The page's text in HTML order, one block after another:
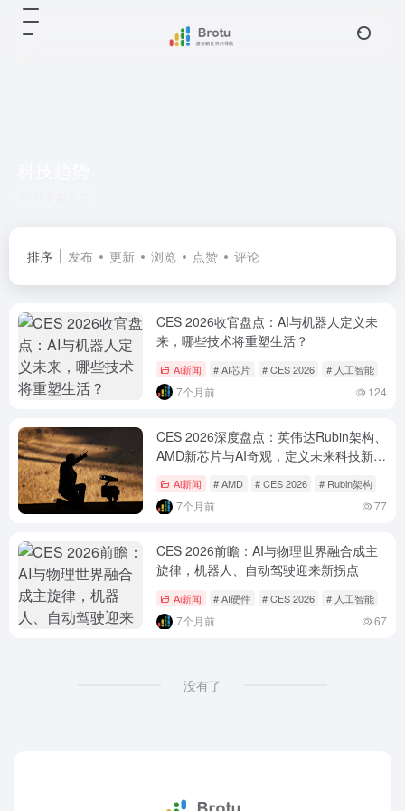
排序 发布 更新 浏览 点赞 评论
CES 2026收官盘点：AI与机器人定义未
来，哪些技术将重塑生活？
Ai新闻 # AI芯片 # CES 2026 # 人工智能
7个月前 124
CES 2026深度盘点：英伟达Rubin架构、
AMD新芯片与AI奇观，定义未来科技新范
Ai新闻 # AMD # CES 2026 # Rubin架构
7个月前 77
CES 2026前瞻：AI与物理世界融合成主
旋律，机器人、自动驾驶迎来新拐点
Ai新闻 # AI硬件 # CES 2026 # 人工智能
7个月前 67
没有了